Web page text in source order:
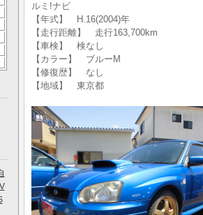
ルミ!ナビ
【年式】 H.16(2004)年
【走行距離】 走行163,700km
【車検】 検なし
【カラー】 ブルーM
【修復歴】 なし
【地域】 東京都